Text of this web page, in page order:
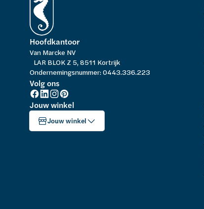
Hoofdkantoor
Van Marcke NV
LAR BLOK Z 5, 8511 Kortrijk
Ondernemingsnummer: 0443.336.223
Volg ons
Jouw winkel
Jouw winkel